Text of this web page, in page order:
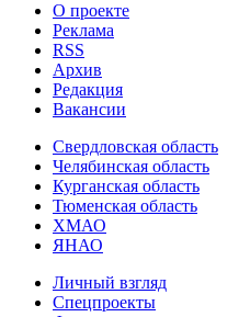
О проекте
Реклама
RSS
Архив
Редакция
Вакансии
Свердловская область
Челябинская область
Курганская область
Тюменская область
ХМАО
ЯНАО
Личный взгляд
Спецпроекты